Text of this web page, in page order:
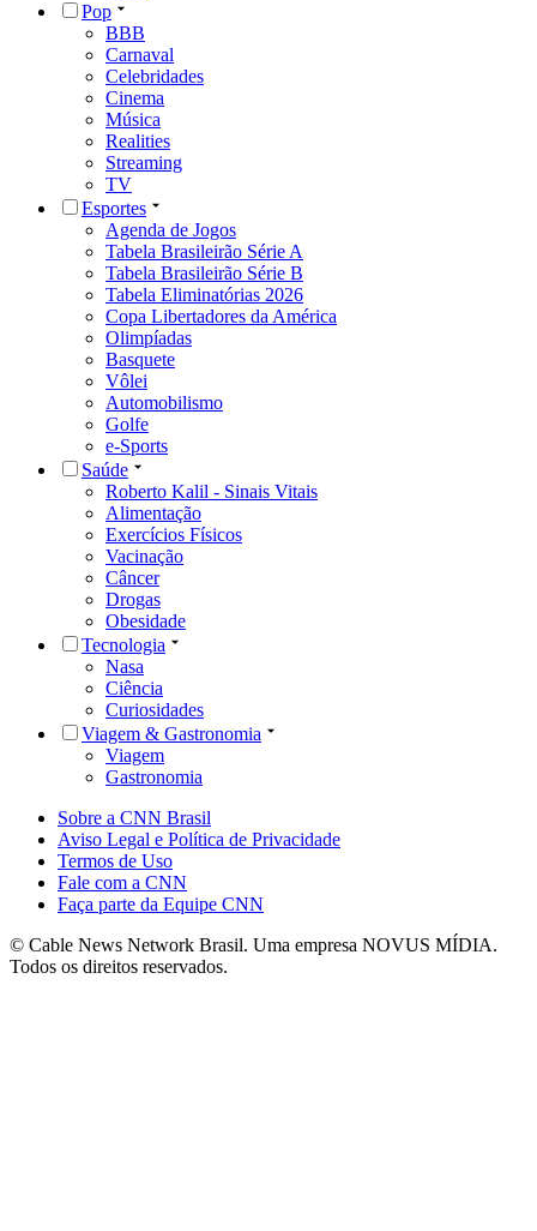
Pop
BBB
Carnaval
Celebridades
Cinema
Música
Realities
Streaming
TV
Esportes
Agenda de Jogos
Tabela Brasileirão Série A
Tabela Brasileirão Série B
Tabela Eliminatórias 2026
Copa Libertadores da América
Olimpíadas
Basquete
Vôlei
Automobilismo
Golfe
e-Sports
Saúde
Roberto Kalil - Sinais Vitais
Alimentação
Exercícios Físicos
Vacinação
Câncer
Drogas
Obesidade
Tecnologia
Nasa
Ciência
Curiosidades
Viagem & Gastronomia
Viagem
Gastronomia
Sobre a CNN Brasil
Aviso Legal e Política de Privacidade
Termos de Uso
Fale com a CNN
Faça parte da Equipe CNN
© Cable News Network Brasil. Uma empresa NOVUS MÍDIA.
Todos os direitos reservados.